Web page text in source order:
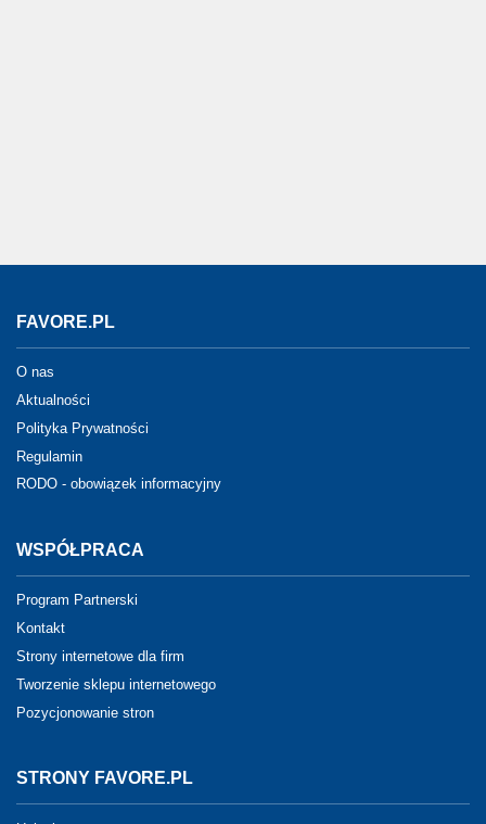
FAVORE.PL
O nas
Aktualności
Polityka Prywatności
Regulamin
RODO - obowiązek informacyjny
WSPÓŁPRACA
Program Partnerski
Kontakt
Strony internetowe dla firm
Tworzenie sklepu internetowego
Pozycjonowanie stron
STRONY FAVORE.PL